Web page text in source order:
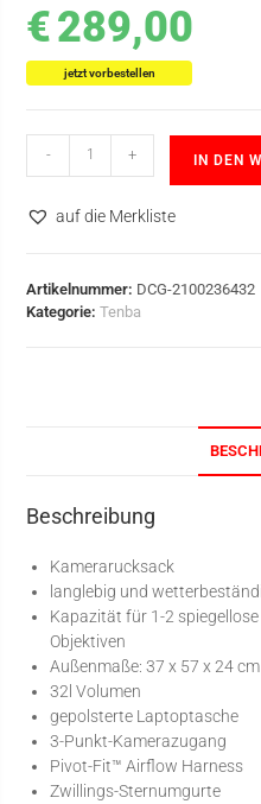
€289,00
jetzt vorbestellen
- + IN DEN
auf die Merkliste
Artikelnummer: DCG-2100236432
Kategorie:Tenba
Beschreibung
Kamerarucksack
langlebig und
Kapazität für 1-2
Objektiven
Außenmaße: 37 x 57 x 24 cm
32l Volumen
gepolsterte Laptoptasche
3-Punkt-Kamerazugang
Pivot-Fit™ Airflow Harness
Zwillings-Sternumgurte